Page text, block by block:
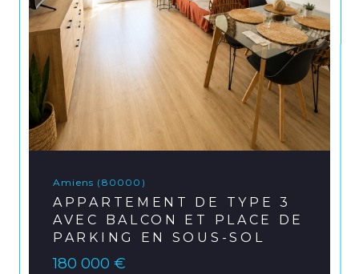
Amiens (80000)
APPARTEMENT DE TYPE 3
AVEC BALCON ET PLACE DE
PARKING EN SOUS-SOL
180 000 €